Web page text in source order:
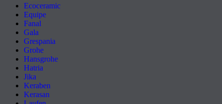
Ecoceramic
Equipe
Fanal
Gala
Grespania
Grohe
Hansgrohe
Hatria
Jika
Keraben
Kerasan